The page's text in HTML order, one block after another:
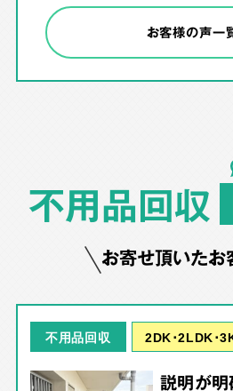
お客様の声一
不用品回収
お寄せ頂いたお
不用品回収 2DK･2LDK･
説明が明